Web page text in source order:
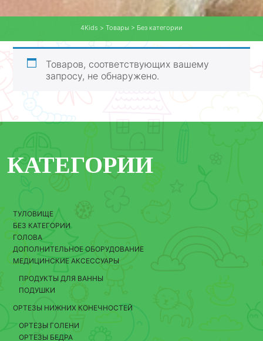
4Kids > Товары > Без категории
Товаров, соответствующих вашему
запросу, не обнаружено.
КАТЕГОРИИ
ТУЛОВИЩЕ
БЕЗ КАТЕГОРИИ
ГОЛОВА
ДОПОЛНИТЕЛЬНОЕ ОБОРУДОВАНИЕ
МЕДИЦИНСКИЕ АКСЕССУАРЫ
ПРОДУКТЫ ДЛЯ ВАННЫ
ПОДУШКИ
ОРТЕЗЫ НИЖНИХ КОНЕЧНОСТЕЙ
ОРТЕЗЫ ГОЛЕНИ
ОРТЕЗЫ БЕДРА